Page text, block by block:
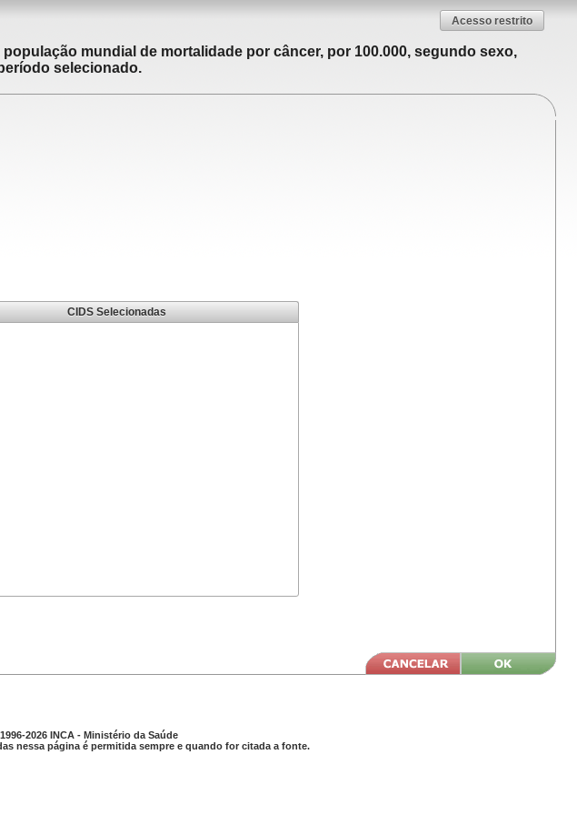
Acesso restrito
mundial de mortalidade por câncer, por 100.000, segundo sexo,
selecionado.
CIDS Selecionadas
2026 INCA - Ministério da Saúde
nessa página é permitida sempre e quando for citada a fonte.